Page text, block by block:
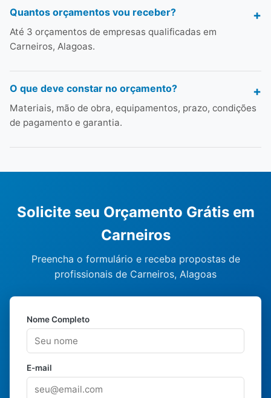
Quantos orçamentos vou receber?
Até 3 orçamentos de empresas qualificadas em
Carneiros, Alagoas.
O que deve constar no orçamento?
Materiais, mão de obra, equipamentos, prazo, condições
de pagamento e garantia.
Solicite seu Orçamento Grátis em
Carneiros
Preencha o formulário e receba propostas de
profissionais de Carneiros, Alagoas
Nome Completo
E-mail